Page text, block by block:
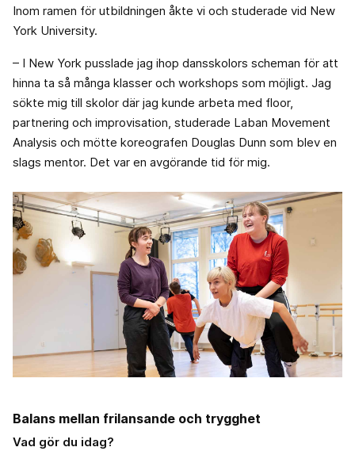
Inom ramen för utbildningen åkte vi och studerade vid New
York University.
– I New York pusslade jag ihop dansskolors scheman för att
hinna ta så många klasser och workshops som möjligt. Jag
sökte mig till skolor där jag kunde arbeta med floor,
partnering och improvisation, studerade Laban Movement
Analysis och mötte koreografen Douglas Dunn som blev en
slags mentor. Det var en avgörande tid för mig.
Balans mellan frilansande och trygghet
Vad gör du idag?